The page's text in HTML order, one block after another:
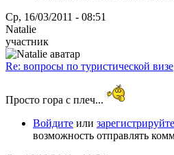
Ср, 16/03/2011 - 08:51
Natalie
участник
Re: вопросы по туристической визе
Просто гора с плеч...
Войдите или
возможность отправлять